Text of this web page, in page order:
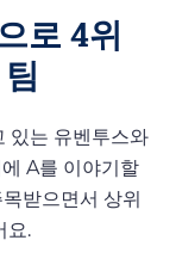
로 4위
있는 유벤투스와
A를 이야기할
받으면서 상위
요.